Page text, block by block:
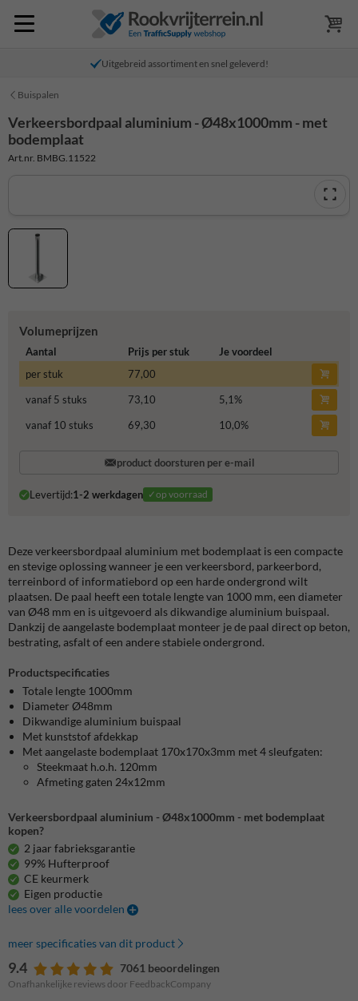
Uitgebreid assortiment en snel geleverd!
Buispalen
Verkeersbordpaal aluminium - Ø48x1000mm - met
bodemplaat
Art.nr. BMBG.11522
Volumeprijzen
Aantal Prijs per stuk
Je voordeel
per stuk
77,00
vanaf 5 stuks
73,10 5,1%
vanaf 10 stuks
69,30 10,0%
product doorsturen per e-mail
Levertijd:1-2 werkdagen ✓op voorraad
Deze verkeersbordpaal aluminium met bodemplaat is een compacte
en stevige oplossing wanneer je een verkeersbord, parkeerbord,
terreinbord of informatiebord op een harde ondergrond wilt
plaatsen. De paal heeft een totale lengte van 1000 mm, een diameter
van Ø48 mm en is uitgevoerd als dikwandige aluminium buispaal.
Dankzij de aangelaste bodemplaat monteer je de paal direct op beton,
bestrating, asfalt of een andere stabiele ondergrond.
Productspecificaties
Totale lengte 1000mm
Diameter Ø48mm
Dikwandige aluminium buispaal
Met kunststof afdekkap
Met aangelaste bodemplaat 170x170x3mm met 4 sleufgaten:
Steekmaat h.o.h. 120mm
Afmeting gaten 24x12mm
Verkeersbordpaal aluminium - Ø48x1000mm - met bodemplaat
kopen?
2 jaar fabrieksgarantie
99% Hufterproof
CE keurmerk
Eigen productie
lees over alle voordelen
meer specificaties van dit product
9.4 7061 beoordelingen
Onafhankelijke reviews door FeedbackCompany